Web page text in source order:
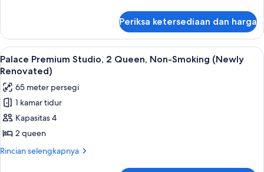
Smoking
(Newly
Renovated)
Palace
Premium
Studio,
1
Non-
Smoking
(Newly
Renovated)
Periksa ketersediaan dan harga
Lihat
semua
foto
untuk
Palace
Premium
Studio,
2
Bantalan ekstra lembut, brankas,
4
Palace Premium Studio, 2 Queen, Non-Smoking (Newly
Renovated)
65 meter persegi
1 kamar tidur
Kapasitas 4
2 queen
Rincian selengkapnya
Rincian